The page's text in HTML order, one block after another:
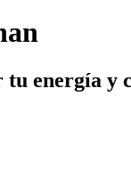
tu energía y